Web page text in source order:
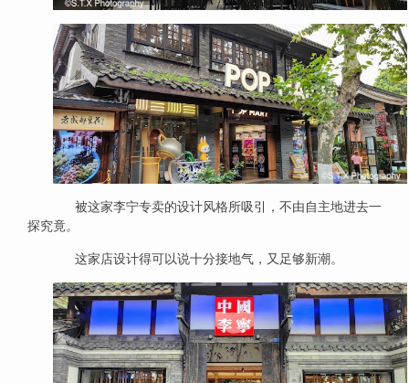
被这家李宁专卖的设计风格所吸引，不由自主地进去一
探究竟。
这家店设计得可以说十分接地气，又足够新潮。